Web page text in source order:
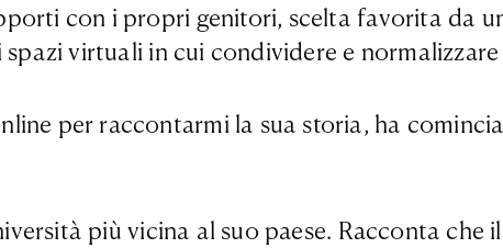
con i propri genitori, scelta favorita da
virtuali in cui condividere e normalizzare
per raccontarmi la sua storia, ha
più vicina al suo paese. Racconta che